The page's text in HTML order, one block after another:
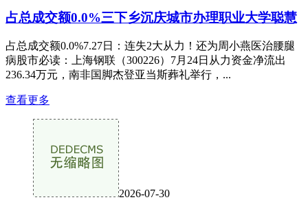
占总成交额0.0%三下乡沉庆城市办理职业大学聪慧
占总成交额0.0%7.27日：连失2大从力！还为周小燕医治腰腿
病股市必读：上海钢联（300226）7月24日从力资金净流出
236.34万元，南非国脚杰登亚当斯葬礼举行，...
查看更多
2026-07-30